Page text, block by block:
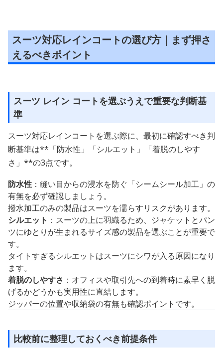
スーツ対応レインコートの選び方｜まず押さ
えるべきポイント
スーツ レイン コートを選ぶうえで重要な判断基
準
スーツ対応レインコートを選ぶ際に、最初に確認すべき判
断基準は**「防水性」「シルエット」「着脱のしやす
さ」**の3点です。
防水性 ：縫い目からの浸水を防ぐ「シームシール加工」の
有無を必ず確認しましょう。
撥水加工のみの製品はスーツを濡らすリスクがあります。
シルエット ：スーツの上に羽織るため、ジャケットとパン
ツにゆとりが生まれるサイズ感の製品を選ぶことが重要で
す。
タイトすぎるシルエットはスーツにシワが入る原因になり
ます。
着脱のしやすさ ：オフィスや取引先への到着時に素早く脱
げるかどうかも実用性に直結します。
ジッパーの位置や収納袋の有無も確認ポイントです。
比較前に整理しておくべき前提条件